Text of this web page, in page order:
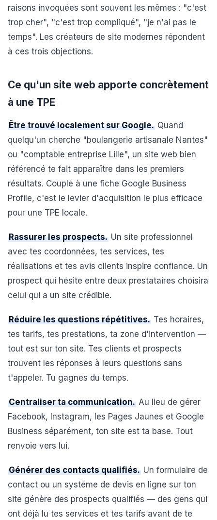
raisons invoquées sont souvent les mêmes : "c'est
trop cher", "c'est trop compliqué", "je n'ai pas le
temps". Les créateurs de site modernes répondent
à ces trois objections.
Ce qu'un site web apporte concrètement
à une TPE
Être trouvé localement sur Google. Quand
quelqu'un cherche "boulangerie artisanale Nantes"
ou "comptable entreprise Lille", un site web bien
référencé te fait apparaître dans les premiers
résultats. Couplé à une fiche Google Business
Profile, c'est le levier d'acquisition le plus efficace
pour une TPE locale.
Rassurer les prospects. Un site professionnel
avec tes coordonnées, tes services, tes
réalisations et tes avis clients inspire confiance. Un
prospect qui hésite entre deux prestataires choisira
celui qui a un site crédible.
Réduire les questions répétitives. Tes horaires,
tes tarifs, tes prestations, ta zone d'intervention —
tout est sur ton site. Tes clients et prospects
trouvent les réponses à leurs questions sans
t'appeler. Tu gagnes du temps.
Centraliser ta communication. Au lieu de gérer
Facebook, Instagram, les Pages Jaunes et Google
Business séparément, ton site est ta base. Tout
renvoie vers lui.
Générer des contacts qualifiés. Un formulaire de
contact ou un système de devis en ligne sur ton
site génère des prospects qualifiés — des gens qui
ont déjà lu tes services et tes tarifs avant de te